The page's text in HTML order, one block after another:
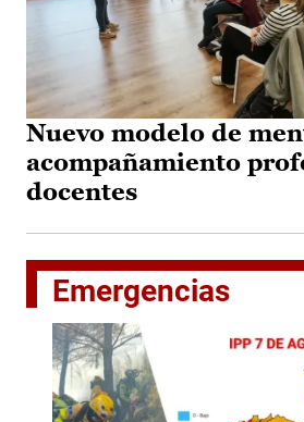
Nuevo modelo de
acompañamiento
docentes
Emergencias